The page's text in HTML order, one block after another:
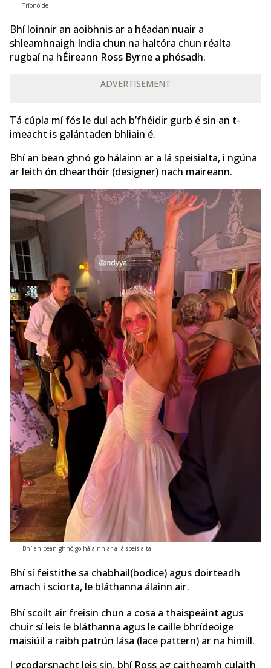
Tríonóide
Bhí loinnir an aoibhnis ar a héadan nuair a
shleamhnaigh India chun na haltóra chun réalta
rugbaí na hÉireann Ross Byrne a phósadh.
ADVERTISEMENT
Tá cúpla mí fós le dul ach b’fhéidir gurb é sin an t-
imeacht is galántaden bhliain é.
Bhí an bean ghnó go hálainn ar a lá speisialta, i ngúna
ar leith ón dhearthóir (designer) nach maireann.
Bhí an bean ghnó go hálainn ar a lá speisialta
Bhí sí feistithe sa chabhail(bodice) agus doirteadh
amach i sciorta, le bláthanna álainn air.
Bhí scoilt air freisin chun a cosa a thaispeáint agus
chuir sí leis le bláthanna agus le caille bhrídeoige
maisiúil a raibh patrún lása (lace pattern) ar na himill.
I gcodarsnacht leis sin, bhí Ross ag caitheamh culaith